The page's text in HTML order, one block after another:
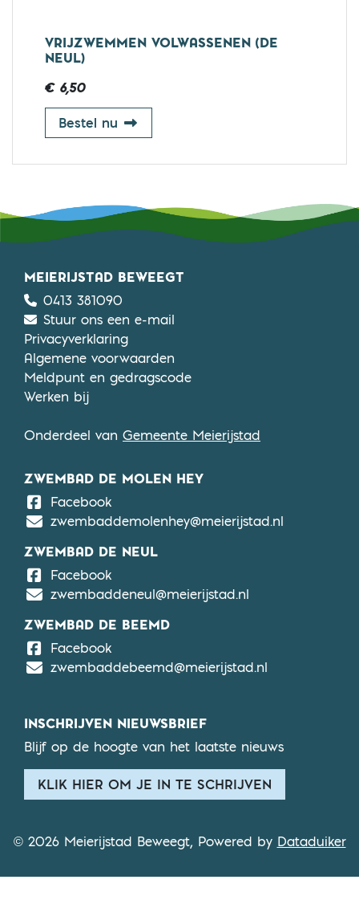
VRIJZWEMMEN VOLWASSENEN (DE
NEUL)
€ 6,50
Bestel nu vrijzwemmen volwassenen (De Neul)
MEIERIJSTAD BEWEEGT
0413 381090
Stuur ons een e-mail
Privacyverklaring
Algemene voorwaarden
Meldpunt en gedragscode
Werken bij
Onderdeel van Gemeente Meierijstad
ZWEMBAD DE MOLEN HEY
FacebookDe Molen Hey
zwembaddemolenhey@meierijstad.nl
ZWEMBAD DE NEUL
FacebookDe Neul
zwembaddeneul@meierijstad.nl
ZWEMBAD DE BEEMD
FacebookDe Beemd
zwembaddebeemd@meierijstad.nl
INSCHRIJVEN NIEUWSBRIEF
Blijf op de hoogte van het laatste nieuws
KLIK HIER OM JE IN TE SCHRIJVEN
© 2026 Meierijstad Beweegt, Powered by Dataduiker